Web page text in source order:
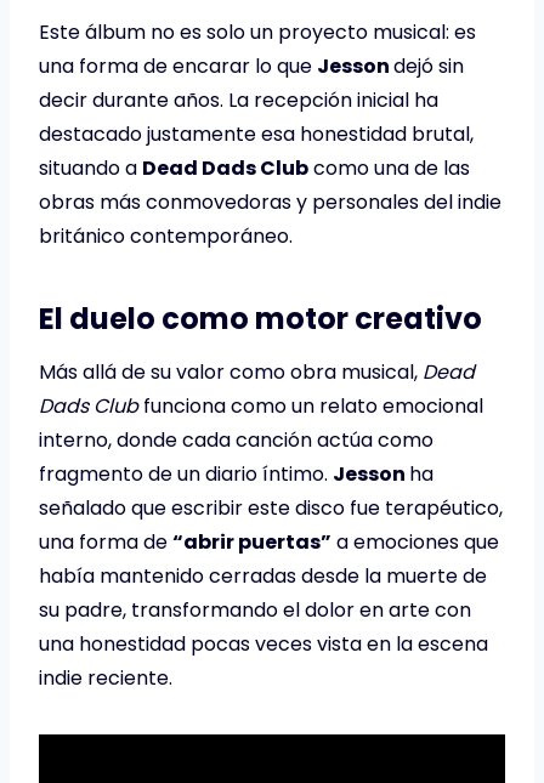
Este álbum no es solo un proyecto musical: es
una forma de encarar lo que Jessondejó sin
decir durante años. La recepción inicial ha
destacado justamente esa honestidad brutal,
situando a Dead Dads Clubcomo una de las
obras más conmovedoras y personales del indie
británico contemporáneo.
El duelo como motor creativo
Más allá de su valor como obra musical, Dead
Dads Clubfunciona como un relato emocional
interno, donde cada canción actúa como
fragmento de un diario íntimo. Jesson ha
señalado que escribir este disco fue terapéutico,
una forma de“abrir puertas” a emociones que
había mantenido cerradas desde la muerte de
su padre, transformando el dolor en arte con
una honestidad pocas veces vista en la escena
indie reciente.